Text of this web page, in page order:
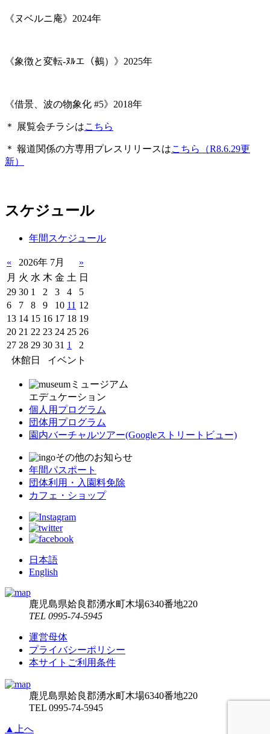
《ヌベルニ庵》2024年
《象徴と変転-ﾇﾙエ（鵺）》2025年
《借景、波の物象化 #5》2018年
＊ 展覧会チラシはこちら
＊ 報道関係の方専用プレスリリースはこちら（R8.6.29更
新）
スケジュール
年間スケジュール
« 2026年 7月
»
月 火 水 木 金 土 日
29 30 1 2 3 4
5
6
7 8 9 10 11 12
13 14 15 16 17 18 19
20 21 22 23 24 25 26
27 28 29 30 31 1
2
休館日
イベント
ミュージアム
エデュケーション
個人用プログラム
団体用プログラム
園内バーチャルツアー(Googleストリートビュー)
その他のお知らせ
年間パスポート
団体利用・入園料免除
カフェ・ショップ
日本語
English
鹿児島県姶良郡湧水町木場6340番地220
TEL 0995-74-5945
運営母体
プライバシーポリシー
本サイトご利用条件
鹿児島県姶良郡湧水町木場6340番地220
TEL 0995-74-5945
▲上へ